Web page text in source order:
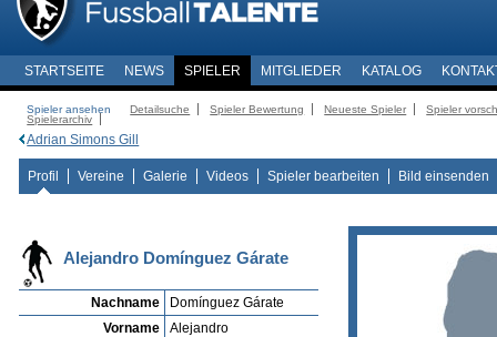
STARTSEITE NEWS SPIELER MITGLIEDER KATALOG
Spieler ansehen Detailsuche Spieler Bewertung Neueste Spieler
Spieler
Spielerarchiv
Adrian Simons Gill
Profil Vereine Galerie Videos Spieler bearbeiten Bild einsenden
Alejandro Domínguez Gárate
Nachname
Domínguez Gárate
Vorname
Alejandro